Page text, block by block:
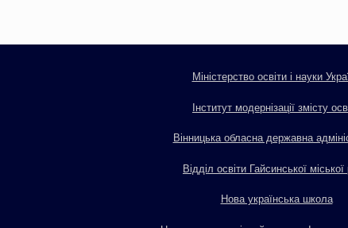
Міністерство освіти і науки
Інститут модернізації змісту
Вінницька обласна державна
Відділ освіти Гайсинської
Нова українська школа